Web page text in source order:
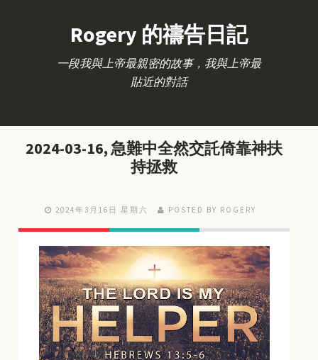
Rogery 的禱告日記
一段我與上帝最親密的故事，我與上帝最
貼近的對話
2024-03-16, 急難中全然交託倚靠神扶
持拯救
2024年3月16日 星期六 POSTED BY ROGERY